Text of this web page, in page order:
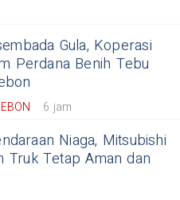
Gula, Koperasi
Perdana Benih Tebu
6 jam
Niaga, Mitsubishi
Truk Tetap Aman dan